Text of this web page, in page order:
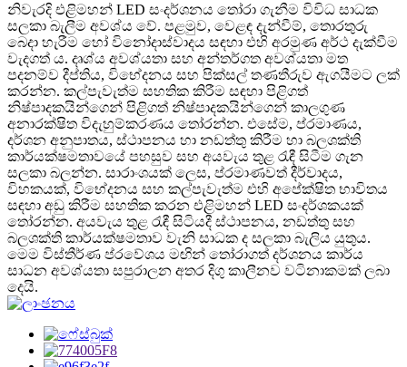
නිවැරදි එළිමහන් LED සංදර්ශනය තෝරා ගැනීම විවිධ සාධක
සලකා බැලීම අවශ්ය වේ. පළමුව, වෙළඳ දැන්වීම්, තොරතුරු
බෙදා හැරීම හෝ විනෝදාස්වාදය සඳහා එහි අරමුණ අර්ථ දැක්වීම
වැදගත් ය. දෘශ්ය අවශ්යතා සහ අන්තර්ගත අවශ්යතා මත
පදනම්ව දීප්තිය, විභේදනය සහ පික්සල් තණතීරුව ඇගයීමට ලක්
කරන්න. කල්පැවැත්ම සහතික කිරීම සඳහා පිළිගත්
නිෂ්පාදකයින්ගෙන් පිළිගත් නිෂ්පාදකයින්ගෙන් කාලගුණ
අනාරක්ෂිත විදැහුම්කරණය තෝරන්න. එසේම, ප්රමාණය,
දර්ශන අනුපාතය, ස්ථාපනය හා නඩත්තු කිරීම හා බලශක්ති
කාර්යක්ෂමතාවයේ පහසුව සහ අයවැය තුළ රැඳී සිටීම ගැන
සලකා බලන්න. සාරාංශයක් ලෙස, ප්රමාණවත් දීර්වාදය,
විහකයක්, විභේදනය සහ කල්පැවැත්ම එහි අපේක්ෂිත භාවිතය
සඳහා අඩු කිරීම සහතික කරන එළිමහන් LED සංදර්ශකයක්
තෝරන්න. අයවැය තුළ රැඳී සිටියදී ස්ථාපනය, නඩත්තු සහ
බලශක්ති කාර්යක්ෂමතාව වැනි සාධක ද ​​සලකා බැලිය යුතුය.
මෙම විස්තීර්ණ ප්රවේශය මඟින් තෝරාගත් දර්ශනය කාර්ය
සාධන අවශ්යතා සපුරාලන අතර දිගු කාලීනව වටිනාකමක් ලබා
දෙයි.